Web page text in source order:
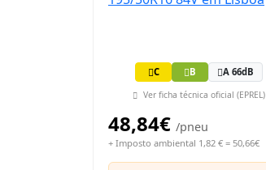
C B A 66dB
Ver ficha técnica oficial (EPREL)
48,84€ /pneu
+ Imposto ambiental 1,82 € = 50,66€